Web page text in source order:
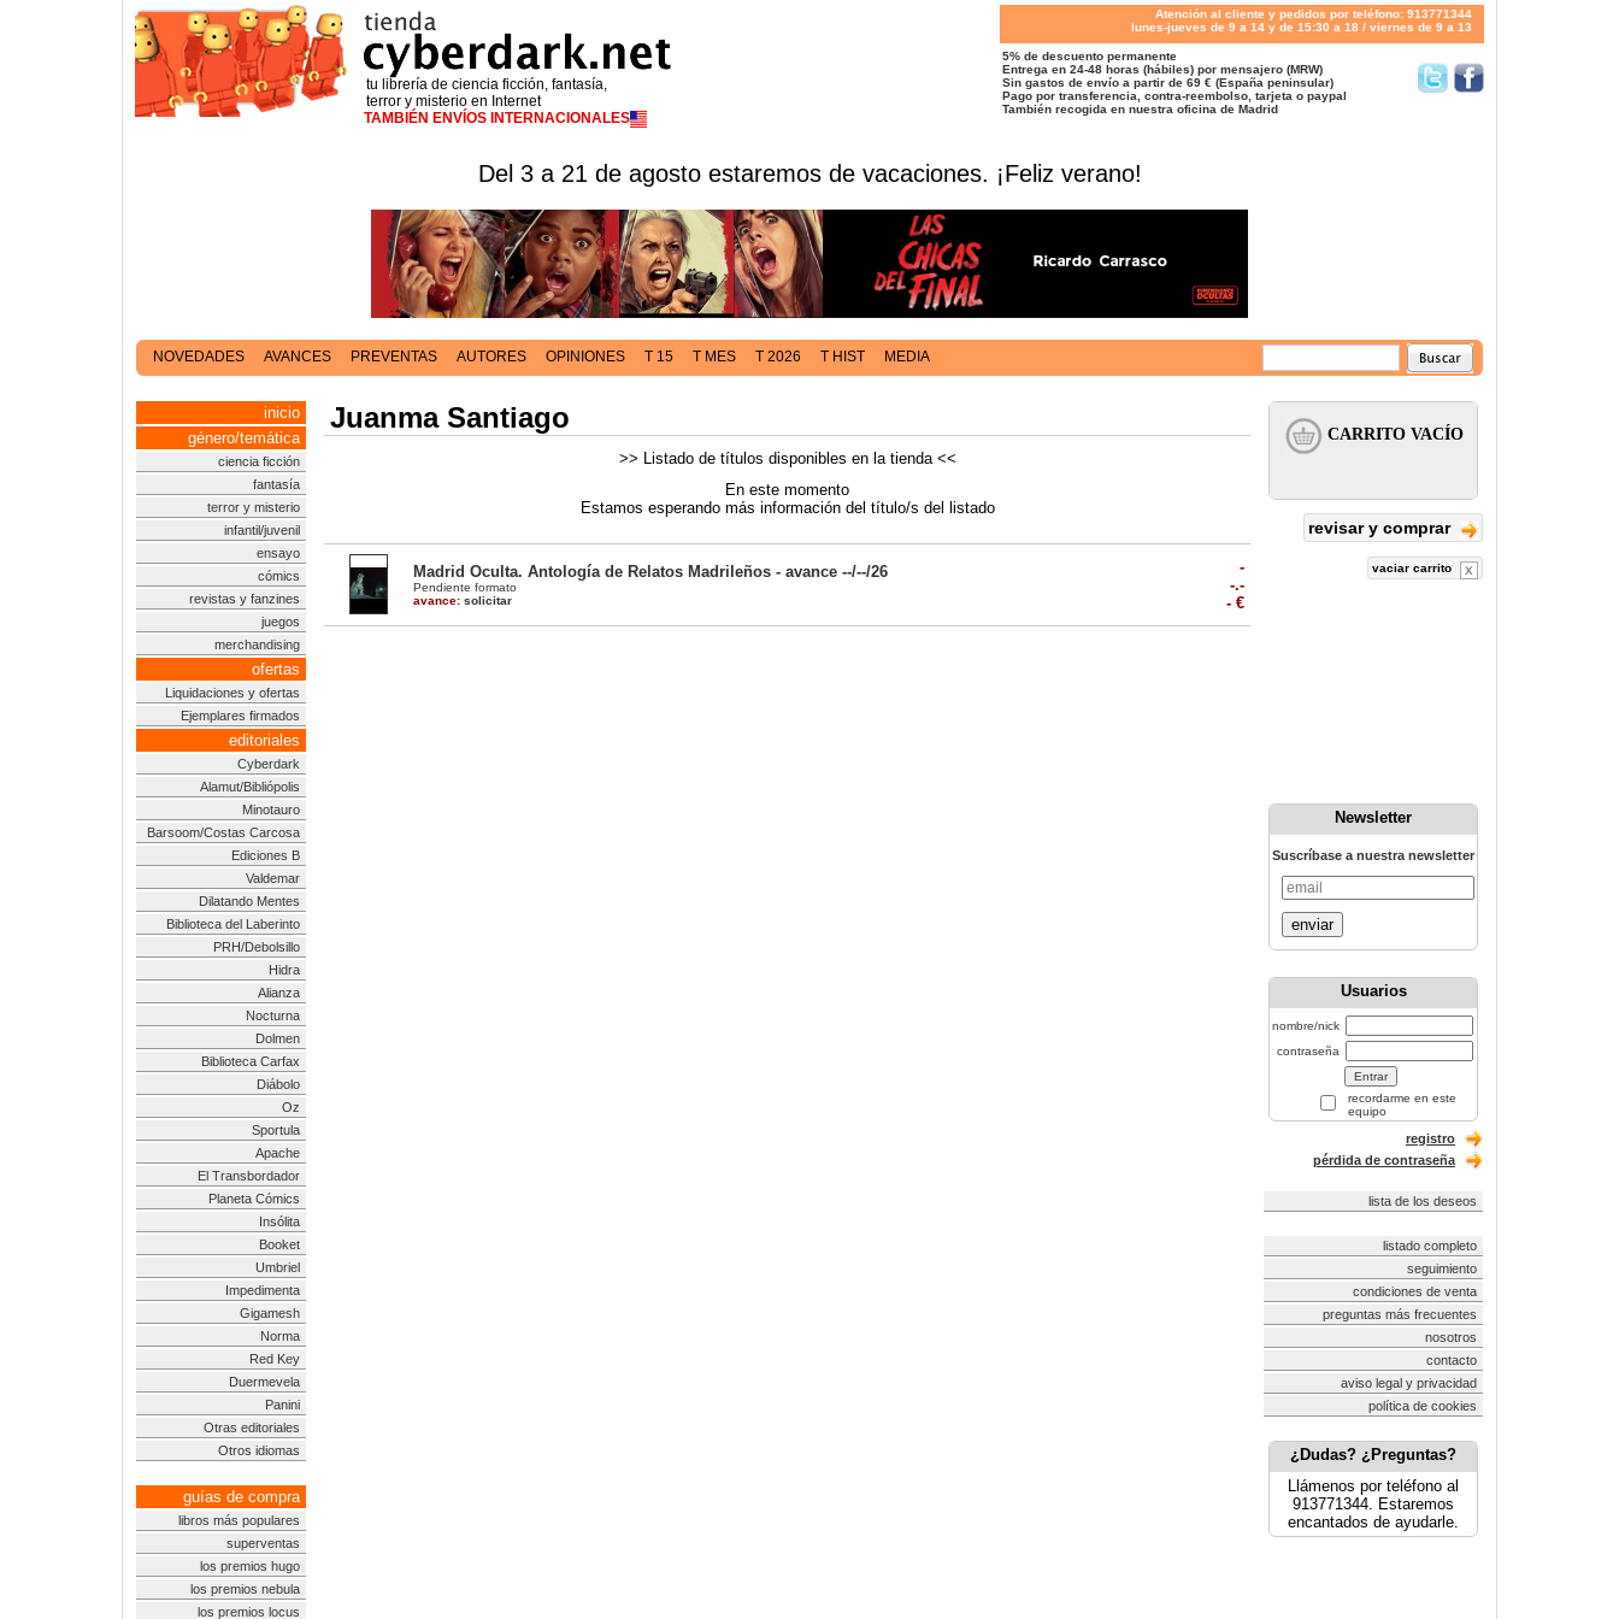
tu librería de ciencia ficción, fantasía,
terror y misterio en Internet
TAMBIÉN ENVÍOS INTERNACIONALES
Atención al cliente y pedidos por teléfono: 913771344
lunes-jueves de 9 a 14 y de 15:30 a 18 / viernes de 9 a 13
5% de descuento permanente
Entrega en 24-48 horas (hábiles) por mensajero (MRW)
Sin gastos de envío a partir de 69 € (España peninsular)
Pago por transferencia, contra-reembolso, tarjeta o paypal
También recogida en nuestra oficina de Madrid
Del 3 a 21 de agosto estaremos de vacaciones. ¡Feliz verano!
NOVEDADES AVANCES PREVENTAS AUTORES OPINIONES T 15 T MES T 2026 T HIST MEDIA
inicio
género/temática
ciencia ficción
fantasía
terror y misterio
infantil/juvenil
ensayo
cómics
revistas y fanzines
juegos
merchandising
ofertas
Liquidaciones y ofertas
Ejemplares firmados
editoriales
Cyberdark
Alamut/Bibliópolis
Minotauro
Barsoom/Costas Carcosa
Ediciones B
Valdemar
Dilatando Mentes
Biblioteca del Laberinto
PRH/Debolsillo
Hidra
Alianza
Nocturna
Dolmen
Biblioteca Carfax
Diábolo
Oz
Sportula
Apache
El Transbordador
Planeta Cómics
Insólita
Booket
Umbriel
Impedimenta
Gigamesh
Norma
Red Key
Duermevela
Panini
Otras editoriales
Otros idiomas
guías de compra
libros más populares
superventas
los premios hugo
los premios nebula
los premios locus
Juanma Santiago
>> Listado de títulos disponibles en la tienda <<
En este momento
Estamos esperando más información del título/s del listado
Madrid Oculta. Antología de Relatos Madrileños - avance --/--/26
Pendiente formato
avance: solicitar
-
-.-
- €
revisar y comprar
vaciar carrito
Newsletter
Suscríbase a nuestra newsletter
enviar
Usuarios
nombre/nick
contraseña
recordarme en este
equipo
registro
pérdida de contraseña
lista de los deseos
listado completo
seguimiento
condiciones de venta
preguntas más frecuentes
nosotros
contacto
aviso legal y privacidad
política de cookies
¿Dudas? ¿Preguntas?
Llámenos por teléfono al
913771344. Estaremos
encantados de ayudarle.